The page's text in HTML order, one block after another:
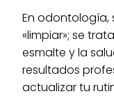
En
«limpiar»; se
esmalte y la
resultados
actualizar tu